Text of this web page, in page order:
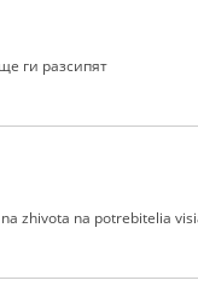
ги разсипят
zhivota na potrebitelia